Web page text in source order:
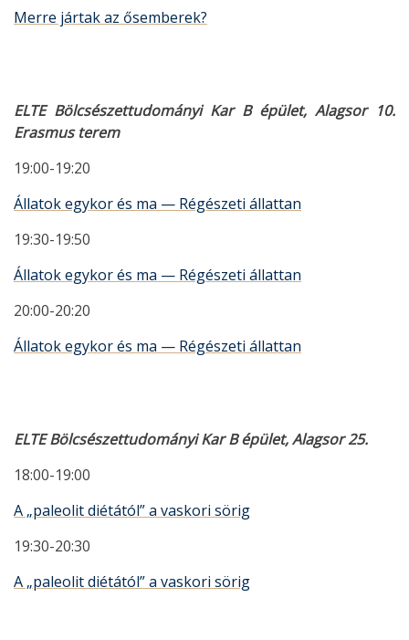
Merre jártak az ősemberek?
ELTE Bölcsészettudományi Kar B épület, Alagsor 10.
Erasmus terem
19:00-19:20
Állatok egykor és ma — Régészeti állattan
19:30-19:50
Állatok egykor és ma — Régészeti állattan
20:00-20:20
Állatok egykor és ma — Régészeti állattan
ELTE Bölcsészettudományi Kar B épület, Alagsor 25.
18:00-19:00
A „paleolit diétától” a vaskori sörig
19:30-20:30
A „paleolit diétától” a vaskori sörig